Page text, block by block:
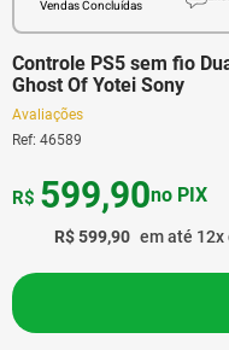
Vendas Concluídas
Controle PS5 sem fio
Ghost Of Yotei Sony
Avaliações
Ref: 46589
R$599,90 em até 12x
R$ 599,90no PIX